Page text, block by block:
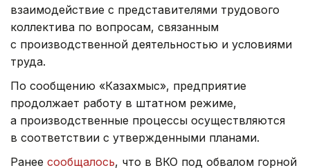
взаимодействие с представителями трудового
коллектива по вопросам, связанным
с производственной деятельностью и условиями
труда.
По сообщению «Казахмыс», предприятие
продолжает работу в штатном режиме,
а производственные процессы осуществляются
в соответствии с утвержденными планами.
Ранее сообщалось, что в ВКО под обвалом горной